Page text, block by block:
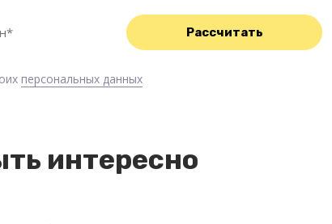
персональных данных
интересно